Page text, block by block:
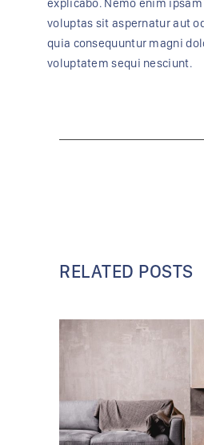
explicabo. Nemo enim
voluptas sit aspernatur aut
quia consequuntur magni
voluptatem sequi nesciunt.
RELATED POSTS